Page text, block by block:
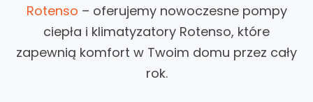
Rotenso – oferujemy nowoczesne pompy
ciepła i klimatyzatory Rotenso, które
zapewnią komfort w Twoim domu przez cały
rok.